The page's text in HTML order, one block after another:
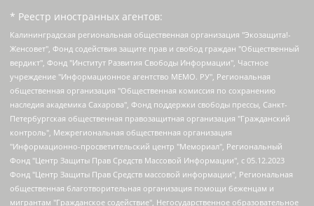
* Реестр иностранных агентов:
Калининградская региональная общественная организация "Экозащита!-Женсовет", Фонд содействия защите прав и свобод граждан "Общественный вердикт", Фонд "Институт Развития Свободы Информации", Частное учреждение "Информационное агентство МЕМО. РУ", Региональная общественная организация "Общественная комиссия по сохранению наследия академика Сахарова", Фонд поддержки свободы прессы, Санкт-Петербургская общественная правозащитная организация "Гражданский контроль", Межрегиональная общественная организация "Информационно-просветительский центр "Мемориал", Региональный Фонд "Центр Защиты Прав Средств Массовой Информации", с 05.12.2023 Фонд "Центр Защиты Прав Средств массовой информации", Региональная общественная благотворительная организация помощи беженцам и мигрантам "Гражданское содействие", Негосударственное образовательное учреждение дополнительного профессионального образования (повышение квалификации) специалистов "АКАДЕМИЯ ПО ПРАВАМ ЧЕЛОВЕКА", Свердловская региональная общественная организация "Сутяжник", Автономная некоммерческая организация "Центр независимых социологических исследований", Союз общественных объединений "Российский исследовательский центр по правам человека", Региональное общественное учреждение научно-информационный центр "МЕМОРИАЛ", Некоммерческая организация "Фонд защиты гласности", Автономная некоммерческая организация "Институт прав человека", Городская общественная организация "Екатеринбургское общество "МЕМОРИАЛ", Городская общественная организация "Рязанское историко-просветительское и правозащитное общество "Мемориал" (Рязанский Мемориал), Челябинский региональный орган общественной самодеятельности – женское общественное объединение "Женщины Евразии", Челябинский региональный орган общественной самодеятельности "Уральская правозащитная группа", Фонд содействия защите здоровья и социальной справедливости имени Андрея Рылькова, Автономная Некоммерческая Организация "Аналитический Центр Юрия Левады", Автономная некоммерческая организация социальной поддержки населения "Проект Апрель", Региональная общественная организация помощи женщинам и детям, находящимся в кризисной ситуации "Информационно-методический центр "Анна", Фонд содействия развитию массовых коммуникаций и правовому просвещению "Так-так-Так", Фонд содействия устойчивому развитию "Серебряная тайга", Свердловский региональный общественный фонд социальных проектов "Новое время", "Idel.Реалии", Кавказ.Реалии, Крым.Реалии, Телеканал Настоящее Время, Татаро-башкирская служба Радио Свобода (Azatliq Radiosi), Радио Свободная Европа/Радио Свобода (PCE/PC), "Сибирь.Реалии", "Фактограф", Благотворительный фонд помощи осужденным и их семьям, Автономная некоммерческая организация "Институт глобализации и социальных движений", Фонд "В защиту прав заключенных", Частное учреждение "Центр поддержки и содействия развитию средств массовой информации", Пензенский региональный общественный благотворительный фонд "Гражданский союз", "Север.Реалии", Некоммерческая организация Фонд "Правовая инициатива", Общество с ограниченной ответственностью "Радио Свободная Европа/Радио Свобода", Чешское информационное агентство "MEDIUM-ORIENT", Красноярская региональная общественная организация "Мы против СПИДа", Камалягин Денис Николаевич, Маркелов Сергей Евгеньевич, Пономарев Лев Александрович, Савицкая Людмила Алексеевна, Автономная некоммерческая организация "Центр по работе с проблемой насилия "НАСИЛИЮ.НЕТ", Межрегиональный профессиональный союз работников здравоохранения "Альянс врачей", Юридическое лицо, зарегистрированное в Латвийской Республике, SIA "Medusa Project" (регистрационный номер 40103797863, дата регистрации 10.06.2014), Некоммерческая организация "Фонд по борьбе с коррупцией", Автономная некоммерческая организация "Институт права и публичной политики", Баданин Роман Сергеевич, Гликин Максим Александрович, Железнова Мария Михайловна, Лукьянова Юлия Сергеевна, Маетная Елизавета Витальевна, Маняхин Петр Борисович, Чуракова Ольга Владимировна, Ярош Юлия Петровна, Юридическое лицо "The Insider SIA", зарегистрированное в Риге, Латвийская Республика (дата регистрации 26.06.2015), являющееся администратором доменного имени интернет-издания "The Insider SIA", https://theins.ru, Постернак Алексей Евгеньевич, Рубин Михаил Аркадьевич, Анин Роман Александрович, Юридическое лицо Istories fonds, зарегистрированное в Латвийской Республике (регистрационный номер 50008295751, дата регистрации 24.02.2020), Великовский Дмитрий Александрович, Долинина Ирина Николаевна, Мароховская Алеся Алексеевна, Шлейнов Роман Юрьевич, Шмагун Олеся Валентиновна, Общество с ограниченной ответственностью "Альтаир 2021", Общество с ограниченной ответственностью "Вега 2021", Общество с ограниченной ответственностью "Главный редактор 2021", Общество с ограниченной ответственностью "Ромашки монолит", Важенков Артем Валерьевич, Ивановская областная общественная организация "Центр гендерных исследований", Гурман Юрий Альбертович, Медиапроект "ОВД-Инфо", Егоров Владимир Владимирович, Жилинский Владимир Александрович, Общество с ограниченной ответственностью "ЗП", Иванова София Юрьевна, Карезина Инна Павловна, Кильтау Екатерина Викторовна, Петров Алексей Викторович, Пискунов Сергей Евгеньевич, Смирнов Сергей Сергеевич, Тихонов Михаил Сергеевич, Общество с ограниченной ответственностью "ЖУРНАЛИСТ-ИНОСТРАННЫЙ АГЕНТ", Арапова Галина Юрьевна, Вольтская Татьяна Анатольевна, Американская компания "Mason G.E.S. Anonymous Foundation" (США), являющаяся владельцем интернет-издания https://mnews.world/, Компания "Stichting Bellingcat", зарегистрированная в Нидерландах (дата регистрации 11.07.2018), Захаров Андрей Вячеславович, Клепиковская Екатерина Дмитриевна, Общество с ограниченной ответственностью "МЕМО", Перл Роман Александрович, Симонов Евгений Алексеевич, Соловьева Елена Анатольевна, Сотников Даниил Владимирович, Сурначева Елизавета Дмитриевна, Автономная некоммерческая организация по защите прав человека и информированию населения "Якутия – Наше Мнение", Общество с ограниченной ответственностью "Москоу диджитал медиа", с 26.01.2023 Общество с ограниченной ответственностью "Чайка Белые сады", Ветошкина Валерия Валерьевна, Заговора Максим Александрович, Межрегиональное общественное движение "Российская ЛГБТ - сеть", Оленичев Максим Владимирович, Павлов Иван Юрьевич, Скворцова Елена Сергеевна, Общество с ограниченной ответственностью "Как бы инагент", Кочетков Игорь Викторович, Общество с ограниченной ответственностью "Честные выборы", Еланчик Олег Александрович, Общество с ограниченной ответственностью "Нобелевский призыв", Гималова Регина Эмилевна, Григорьев Андрей Валерьевич, Григорьева Алина Александровна, Ассоциация по содействию защите прав призывников, альтернативнослужащих и военнослужащих "Правозащитная группа "Гражданин.Армия.Право", Хисамова Регина Фаритовна, Автономная некоммерческая организация по реализации социально-правовых программ "Лилит", Дальневосточное общественное движение "Маяк", Санкт-Петербургская ЛГБТ-инициативная группа "Выход", Инициативная группа ЛГБТ+ "Реверс", Алексеев Андрей Викторович, Бекбулатова Таисия Львовна, Беляев Иван Михайлович, Владыкина Елена Сергеевна, Гельман Марат Александрович, Никульшина Вероника Юрьевна, Толоконникова Надежда Андреевна, Шендерович Виктор Анатольевич, Общество с ограниченной ответственностью "Данное сообщение", Общество с ограниченной ответственностью Издательский дом "Новая глава", Айнбиндер Александра Александровна, Московский комьюнити-центр для ЛГБТ+инициатив, Благотворительный фонд развития филантропии, Deutsche Welle (Германия, Kurt-Schumacher-Strasse 3, 53113 Bonn), Борзунова Мария Михайловна, Воробьев Виктор Викторович, Голубева Анна Львовна, Константинова Алла Михайловна, Малкова Ирина Владимировна, Мурадов Мурад Абдулгалимович, Осетинская Елизавета Николаевна, Понасенков Евгений Николаевич, Ганапольский Матвей Юрьевич, Киселев Евгений Алексеевич, Борухович Ирина Григорьевна, Дремин Иван Тимофеевич, Дубровский Дмитрий Викторович, Красноярская региональная общественная организация поддержки и развития альтернативных образовательных технологий и межкультурных коммуникаций "ИНТЕРРА", Маяковская Екатерина Алексеевна, Фейгин Марк Захарович, Филимонов Андрей Викторович, Дзугкоева Регина Николаевна, Доброхотов Роман Александрович, Дудь Юрий Александрович, Елкин Сергей Владимирович, Кругликов Кирилл Игоревич, Сабунаева Мария Леонидовна, Семенов Алексей Владимирович, Шаинян Карен Багратович, Шульман Екатерина Михайловна, Асафьев Артур Валерьевич, Вахштайн Виктор Семенович, Венедиктов Алексей Алексеевич, Лушникова Екатерина Евгеньевна, Волков Леонид Михайлович, Невзоров Александр Глебович, Пархоменко Сергей Борисович, Сироткин Ярослав Николаевич, Кара-Мурза Владимир Владимирович, Баранова Наталья Владимировна, Гозман Леонид Яковлевич, Кагарлицкий Борис Юльевич, Климарев Михаил Валерьевич, Милов Владимир Станиславович, Автономная некоммерческая организация Краснодарский центр современного искусства "Типография", Моргенштерн Алишер Тагирович, Соболь Любовь Эдуардовна, Общество с ограниченной ответственностью "ЛИЗА НОРМ", Каспаров Гарри Кимович, Ходорковский Михаил Борисович, Общество с ограниченной ответственностью "Апрельские тезисы", Данилович Ирина Брониславовна, Кашин Олег Владимирович, Петров Николай Владимирович, Пивоваров Алексей Владимирович, Соколов Михаил Владимирович, Цветкова Юлия Владимировна, Чичваркин Евгений Александрович, Комитет против пыток/Команда против пыток, Общество с ограниченной ответственностью "Первый научный", Общество с ограниченной ответственностью "Вертолет и ко", Белоцерковская Вероника Борисовна, Кац Максим Евгеньевич, Лазарева Татьяна Юрьевна, Шаведдинов Руслан Табризович, Яшин Илья Валерьевич, Общество с ограниченной ответственностью "Иноагент ААВ", Алешковский Дмитрий Петрович, Альбац Евгения Марковна, Быков Дмитрий Львович, Галямина Юлия Евгеньевна, Лойко Сергей Леонидович, Мартынов Кирилл Константинович, Медведев Сергей Александрович, Крашенинников Федор Геннадиевич, Гордеева Катерина Вл